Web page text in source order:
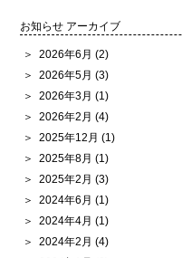
お知らせ アーカイブ
2026年6月(2)
2026年5月(3)
2026年3月(1)
2026年2月(4)
2025年12月(1)
2025年8月(1)
2025年2月(3)
2024年6月(1)
2024年4月(1)
2024年2月(4)